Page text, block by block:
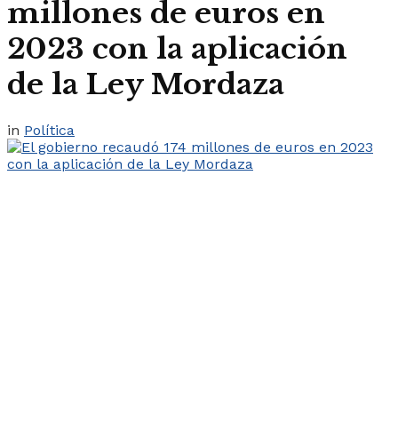
millones de euros en
2023 con la aplicación
de la Ley Mordaza
in Política